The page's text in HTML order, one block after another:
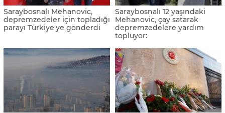
Saraybosnalı Mehanovic,
depremzedeler için topladığı
parayı Türkiye'ye gönderdi
Saraybosnalı 12 yaşındaki
Mehanovic, çay satarak
depremzedelere yardım
topluyor: